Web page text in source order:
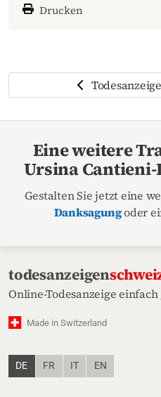
Drucken
Eine weitere
Ursina
Gestalten Sie jetzt eine
Danksagungoder
todesanzeigen
Online-Todesanzeige
Made in Switzerland
DE FR IT EN